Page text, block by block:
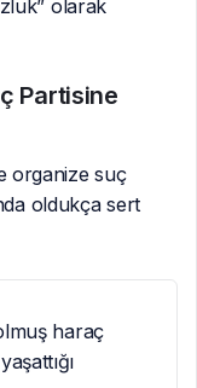
olarak
Partisine
organize suç
oldukça sert
haraç